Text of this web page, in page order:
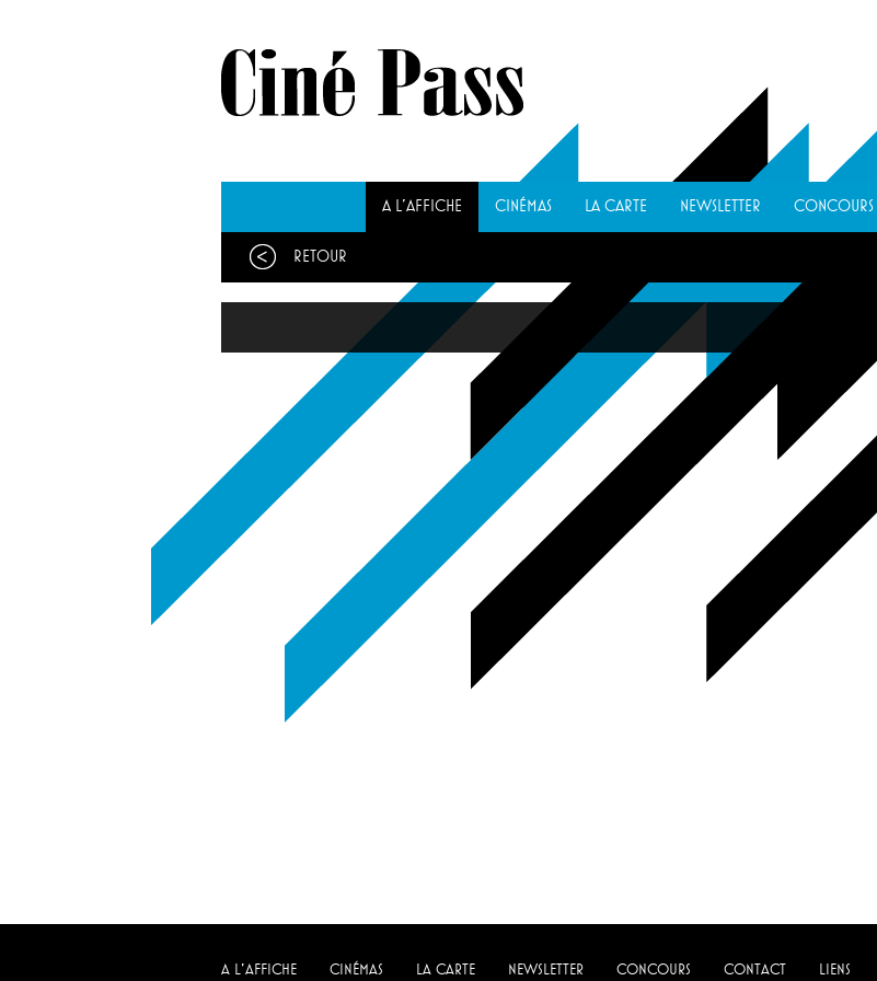
A L'AFFICHE CINÉMAS LA CARTE NEWSLETTER CONCOURS
Retour
A L'AFFICHE CINÉMAS LA CARTE NEWSLETTER CONCOURS CONTACT LIENS